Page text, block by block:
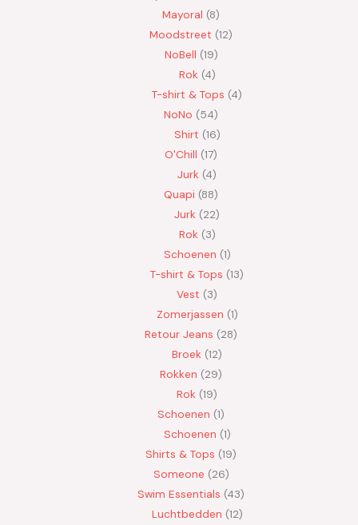
Mayoral 8
Moodstreet 12
NoBell 19
Rok 4
T-shirt & Tops 4
NoNo
54
Shirt 16
O'Chill 17
Jurk 4
Quapi 88
Jurk 22
Rok 3
Schoenen 1
T-shirt & Tops 13
Vest
3
Zomerjassen 1
Retour Jeans
28
Broek 12
Rokken
29
Rok 19
Schoenen 1
Schoenen 1
Shirts & Tops 19
Someone 26
Swim Essentials 43
Luchtbedden 12